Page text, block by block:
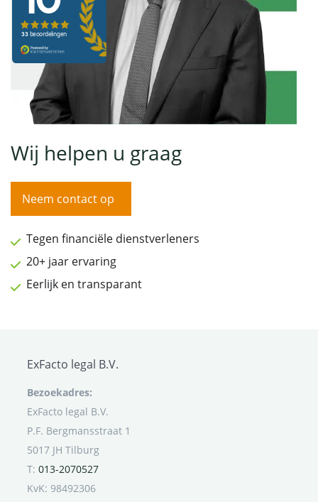
Wij helpen u graag
Neem contact op
Tegen financiële dienstverleners
20+ jaar ervaring
Eerlijk en transparant
ExFacto legal B.V.
Bezoekadres:
ExFacto legal B.V.
P.F. Bergmansstraat 1
5017 JH Tilburg
T: 013-2070527
KvK: 98492306